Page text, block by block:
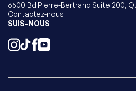
6500 Bd Pierre-Bertrand Suite 200,
Contactez-nous
SUIS-NOUS